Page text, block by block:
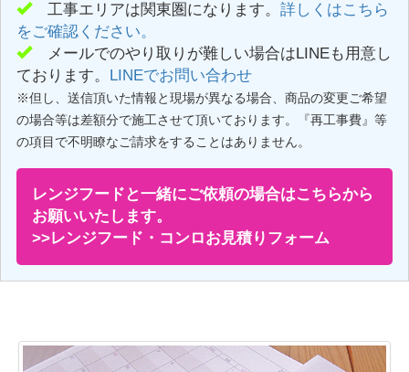
工事エリアは関東圏になります。 詳しくはこちら
をご確認ください。
メールでのやり取りが難しい場合はLINEも用意し
ております。
LINEでお問い合わせ
※但し、送信頂いた情報と現場が異なる場合、商品の変更ご希望
の場合等は差額分で施工させて頂いております。『再工事費』等
の項目で不明瞭なご請求をすることはありません。
レンジフードと一緒にご依頼の場合はこちらから
お願いいたします。
>>レンジフード・コンロお見積りフォーム